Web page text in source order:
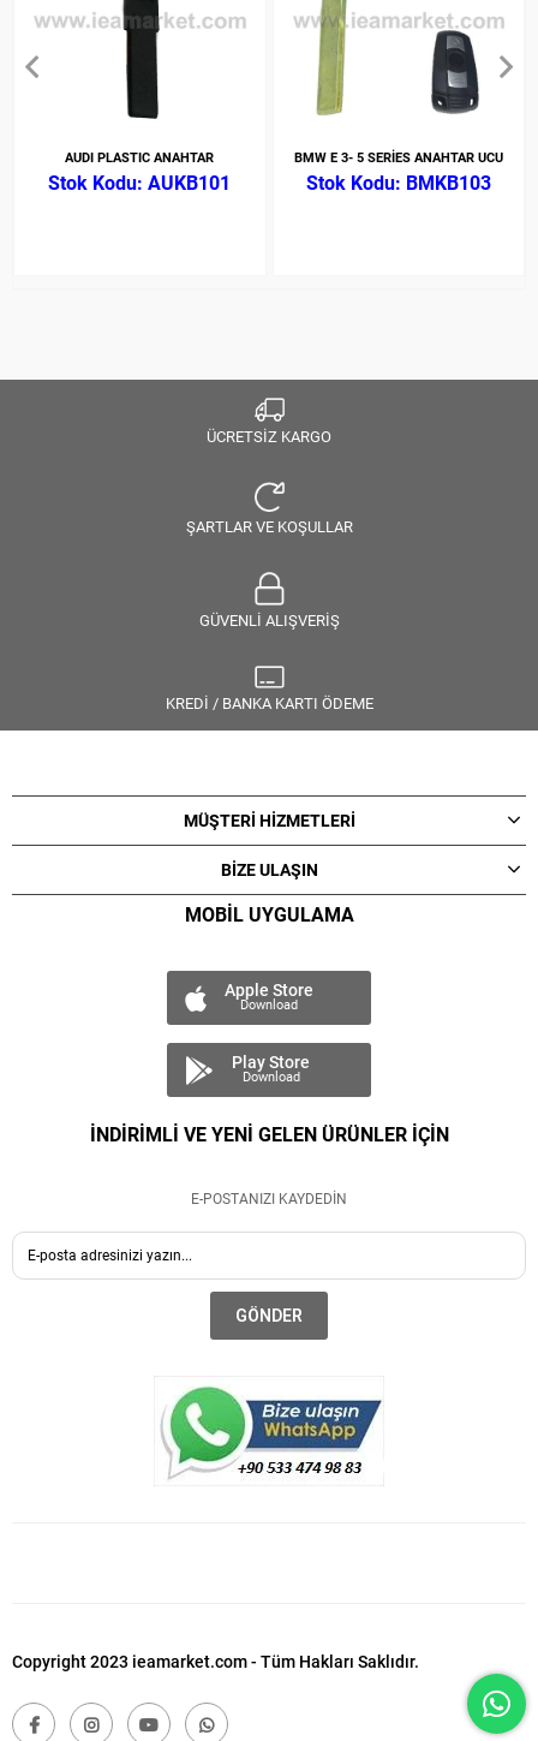
AUDI PLASTIC ANAHTAR
AUKB101
BMW E 3- 5 SERİES ANAHTAR UCU
BMKB103
ÜCRETSİZ KARGO
ŞARTLAR VE KOŞULLAR
GÜVENLİ ALIŞVERİŞ
KREDİ / BANKA KARTI ÖDEME
MÜŞTERİ HİZMETLERİ
BİZE ULAŞIN
MOBİL UYGULAMA
Apple Store
Download
Play Store
Download
İNDİRİMLİ VE YENİ GELEN ÜRÜNLER İÇİN
E-POSTANIZI KAYDEDİN
GÖNDER
Copyright 2023 ieamarket.com - Tüm Hakları Saklıdır.